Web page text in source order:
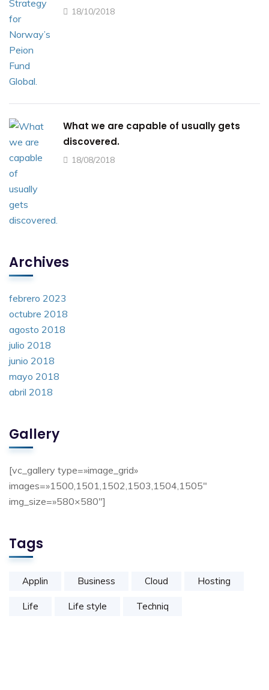
18/10/2018
What we are capable of usually gets
discovered.
18/08/2018
Archives
febrero 2023
octubre 2018
agosto 2018
julio 2018
junio 2018
mayo 2018
abril 2018
Gallery
[vc_gallery type=»image_grid»
images=»1500,1501,1502,1503,1504,1505″
img_size=»580×580″]
Tags
Applin Business Cloud Hosting
Life Life style Techniq